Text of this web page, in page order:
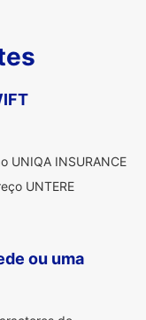
UNIQA INSURANCE
UNTERE
ou uma